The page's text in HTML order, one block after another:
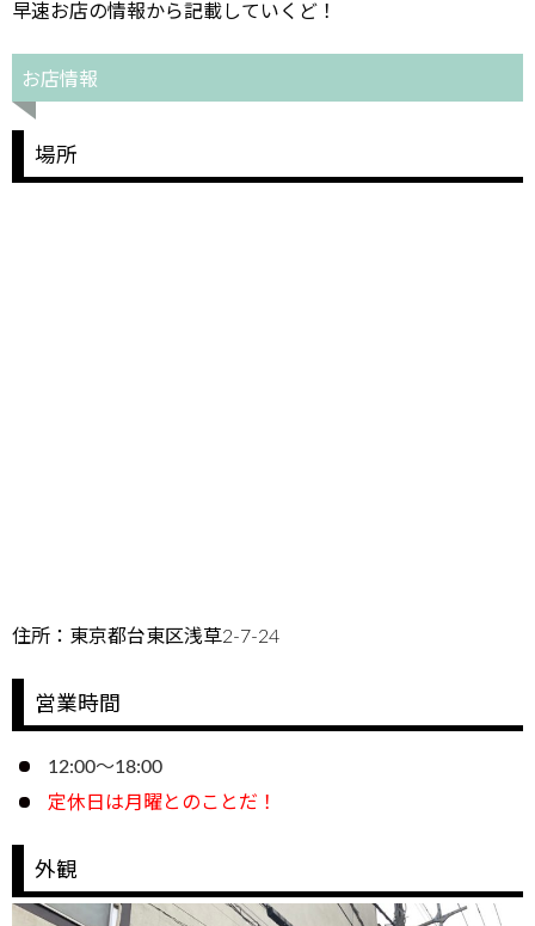
早速お店の情報から記載していくど！
お店情報
場所
住所：東京都台東区浅草2-7-24
営業時間
12:00～18:00
定休日は月曜とのことだ！
外観